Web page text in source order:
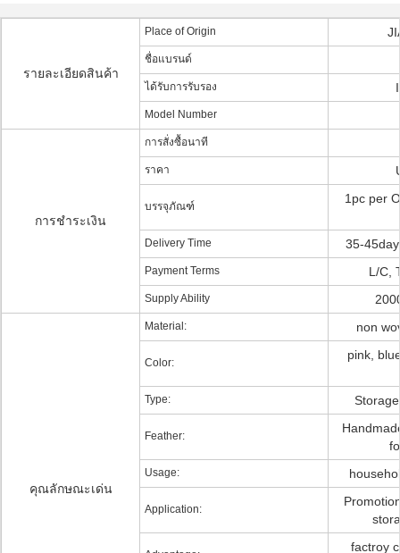
รายละเอียดสินค้า
Place of Origin
ชื่อแบรนด์
ได้รับการรับรอง
Model Number
การชำระเงิน
การสั่งซื้อนาที
ราคา
บรรจุภัณฑ์
1pc per
Delivery Time 35-
Payment Terms L/C,
Supply Ability
คุณลักษณะเด่น
Material: non
Color:
pink,
Type:
Feather:
Usage:
Application:
factroy